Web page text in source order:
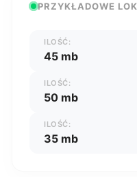
PRZYKŁADOWE
ILOŚĆ:
45 mb
ILOŚĆ:
50 mb
ILOŚĆ:
35 mb